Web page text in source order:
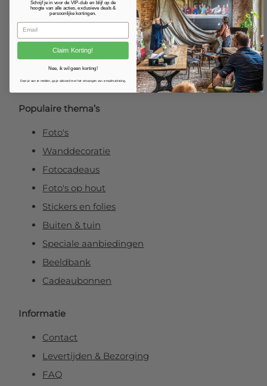
Foto verlijmd op dibond
Foto op plexibond
Fineart prints
Populaire thema’s
Foto's
Wanddecoratie
Fotocadeaus
Foto's op hout
Stickers en folies
Buiten & tuin
Speciale aanbiedingen
Beeldbank
Cadeaubonnen
Informatie
Contact
Levertijden & Bezorging
FAQ
Schrijf je in voor de VIP-club en blijf op de
hoogte van alle acties, exclusieve deals &
persoonlijke kortingen.
Claim Korting!
Nee, ik wil geen korting!
Door je aan te melden, ga je akkoord met het ontvangen van e-mailmarketing.